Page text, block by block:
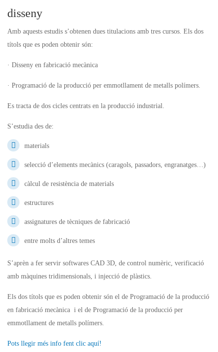
disseny
Amb aquests estudis s’obtenen dues titulacions amb tres cursos. Els dos
títols que es poden obtenir són:
· Disseny en fabricació mecànica
· Programació de la producció per emmotllament de metalls polímers.
Es tracta de dos cicles centrats en la producció industrial.
S’estudia des de:
materials
selecció d’elements mecànics (caragols, passadors, engranatges…)
càlcul de resistència de materials
estructures
assignatures de tècniques de fabricació
entre molts d’altres temes
S’aprèn a fer servir softwares CAD 3D, de control numèric, verificació
amb màquines tridimensionals, i injecció de plàstics.
Els dos títols que es poden obtenir són el de Programació de la producció
en fabricació mecànica i el de Programació de la producció per
emmotllament de metalls polímers.
Pots llegir més info fent clic aquí!